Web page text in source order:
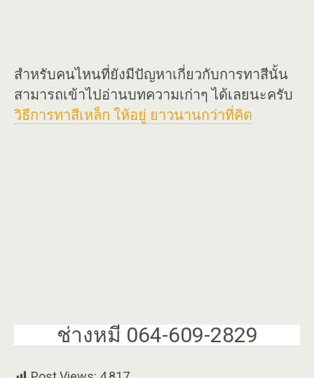
สำหรับคนไหนที่ยังมีปัญหาเกี่ยวกับการทาสีนั้น
สามารถเข้าไปอ่านบทความเก่าๆ ได้เลยนะครับ
วิธีการทาสีเหล็ก ให้อยู่ ยาวนานกว่าที่คิด
ช่างหมี 064-609-2829